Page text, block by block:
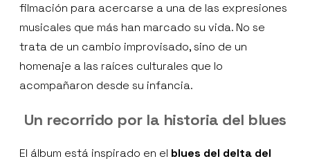
filmación para acercarse a una de las expresiones
musicales que más han marcado su vida. No se
trata de un cambio improvisado, sino de un
homenaje a las raíces culturales que lo
acompañaron desde su infancia.
Un recorrido por la historia del blues
El álbum está inspirado en el blues del delta del